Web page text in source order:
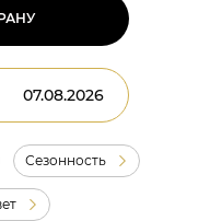
Сезонность